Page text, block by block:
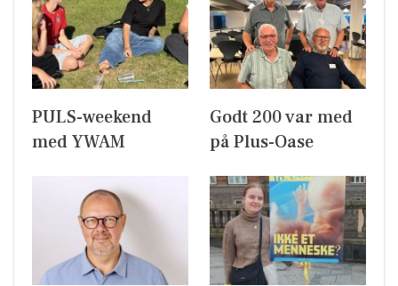
PULS-weekend
med YWAM
Godt 200 var med
på Plus-Oase